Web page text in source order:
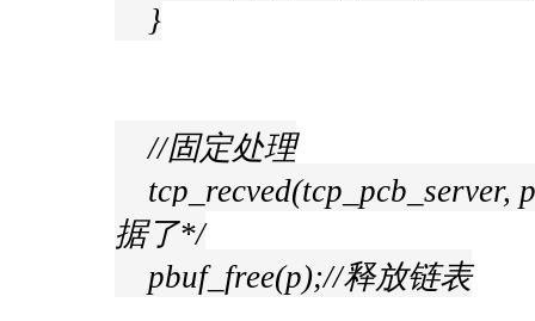
}
//固定处理
据了*/
pbuf_free(p);//释放链表